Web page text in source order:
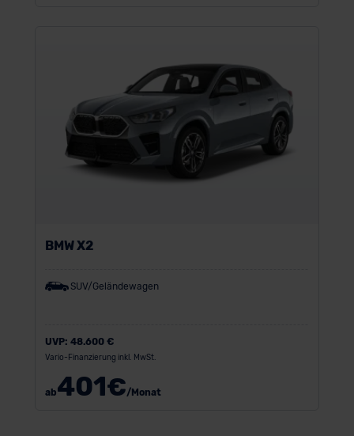
BMW X2
SUV/Geländewagen
UVP: 48.600 €
Vario-Finanzierung inkl. MwSt.
ab401€/Monat